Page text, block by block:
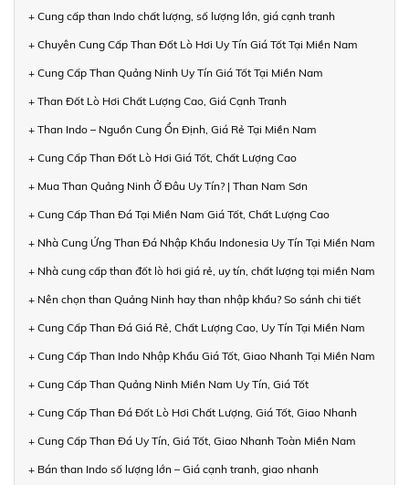
+ Cung cấp than Indo chất lượng, số lượng lớn, giá cạnh tranh
+ Chuyên Cung Cấp Than Đốt Lò Hơi Uy Tín Giá Tốt Tại Miền Nam
+ Cung Cấp Than Quảng Ninh Uy Tín Giá Tốt Tại Miền Nam
+ Than Đốt Lò Hơi Chất Lượng Cao, Giá Cạnh Tranh
+ Than Indo – Nguồn Cung Ổn Định, Giá Rẻ Tại Miền Nam
+ Cung Cấp Than Đốt Lò Hơi Giá Tốt, Chất Lượng Cao
+ Mua Than Quảng Ninh Ở Đâu Uy Tín? | Than Nam Sơn
+ Cung Cấp Than Đá Tại Miền Nam Giá Tốt, Chất Lượng Cao
+ Nhà Cung Ứng Than Đá Nhập Khẩu Indonesia Uy Tín Tại Miền Nam
+ Nhà cung cấp than đốt lò hơi giá rẻ, uy tín, chất lượng tại miền Nam
+ Nên chọn than Quảng Ninh hay than nhập khẩu? So sánh chi tiết
+ Cung Cấp Than Đá Giá Rẻ, Chất Lượng Cao, Uy Tín Tại Miền Nam
+ Cung Cấp Than Indo Nhập Khẩu Giá Tốt, Giao Nhanh Tại Miền Nam
+ Cung Cấp Than Quảng Ninh Miền Nam Uy Tín, Giá Tốt
+ Cung Cấp Than Đá Đốt Lò Hơi Chất Lượng, Giá Tốt, Giao Nhanh
+ Cung Cấp Than Đá Uy Tín, Giá Tốt, Giao Nhanh Toàn Miền Nam
+ Bán than Indo số lượng lớn – Giá cạnh tranh, giao nhanh